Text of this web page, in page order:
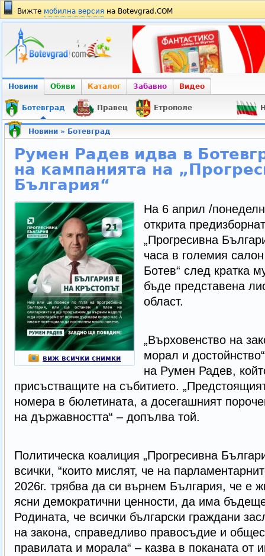
Вижте мобилна версия на Botevgrad.COM
Новини Обяви Каталог Забавно Видео
Ботевград Правец Етрополе
Новини» Ботевград
Румен Радев идва в
на кампанията на
България“
виж всички снимки
На 6 април /
открита
„Прогресивна
часа в големия
Ботев“ след кратка
бъде представена
област.
„Върховенство на
морал и
на Румен Радев,
присъстващите на събитието.
номера в бюлетината, а досегашният
на държавността“ – допълва той.
Политическа коалиция „Прогресивна
всички, “които мислят, че на
2026г. трябва да си върнем България, че е
ясни демократични ценности, да има
Родината, че всички български граждани
на закона, справедливо правосъдие и
правилата и морала“ – казва в поканата от